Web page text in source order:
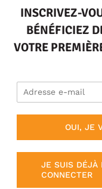
INSCRIVEZ-
BÉNÉFICIEZ
VOTRE
OUI, JE
JE SUIS DÉJÀ
CONNECTER